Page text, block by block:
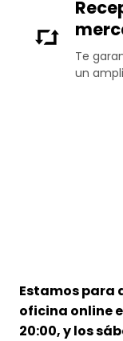
Te
un
Estamos para
oficina online
20:00, y los